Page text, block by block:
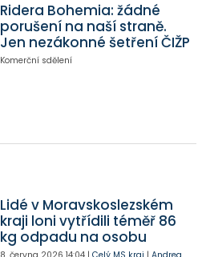
Ridera Bohemia: žádné
porušení na naší straně.
Jen nezákonné šetření ČIŽP
Komerční sdělení
Lidé v Moravskoslezském
kraji loni vytřídili téměř 86
kg odpadu na osobu